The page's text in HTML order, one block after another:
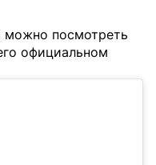
посмотреть
официальном